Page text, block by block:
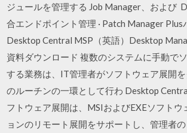
ジュールを管理する Job Manager、および
合エンドポイント管理 · Patch Manager Plus
Desktop Central MSP（英語）Desktop
資料ダウンロード 複数のシステムに手動で
する業務は、IT管理者がソフトウェア展開
のルーチンの一環として行わ Desktop
フトウェア展開は、MSIおよびEXEソフト
ョンのリモート展開をサポートし、管理者の